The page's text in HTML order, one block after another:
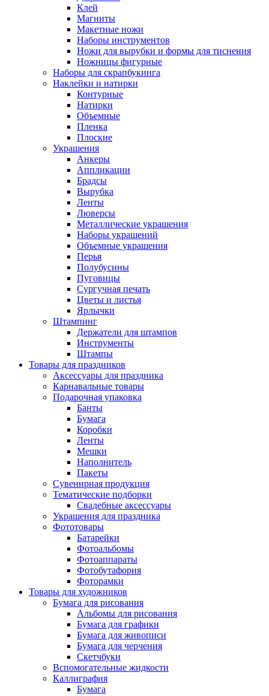
Клей
Магниты
Макетные ножи
Наборы инструментов
Ножи для вырубки и формы для тиснения
Ножницы фигурные
Наборы для скрапбукинга
Наклейки и натирки
Контурные
Натирки
Объемные
Пленка
Плоские
Украшения
Анкеры
Аппликации
Брадсы
Вырубка
Ленты
Люверсы
Металлические украшения
Наборы украшений
Объемные украшения
Перья
Полубусины
Пуговицы
Сургучная печать
Цветы и листья
Ярлычки
Штампинг
Держатели для штампов
Инструменты
Штампы
Товары для праздников
Аксессуары для праздника
Карнавальные товары
Подарочная упаковка
Банты
Бумага
Коробки
Ленты
Мешки
Наполнитель
Пакеты
Сувенирная продукция
Тематические подборки
Свадебные аксессуары
Украшения для праздника
Фототовары
Батарейки
Фотоальбомы
Фотоаппараты
Фотобутафория
Фоторамки
Товары для художников
Бумага для рисования
Альбомы для рисования
Бумага для графики
Бумага для живописи
Бумага для черчения
Скетчбуки
Вспомогательные жидкости
Каллиграфия
Бумага